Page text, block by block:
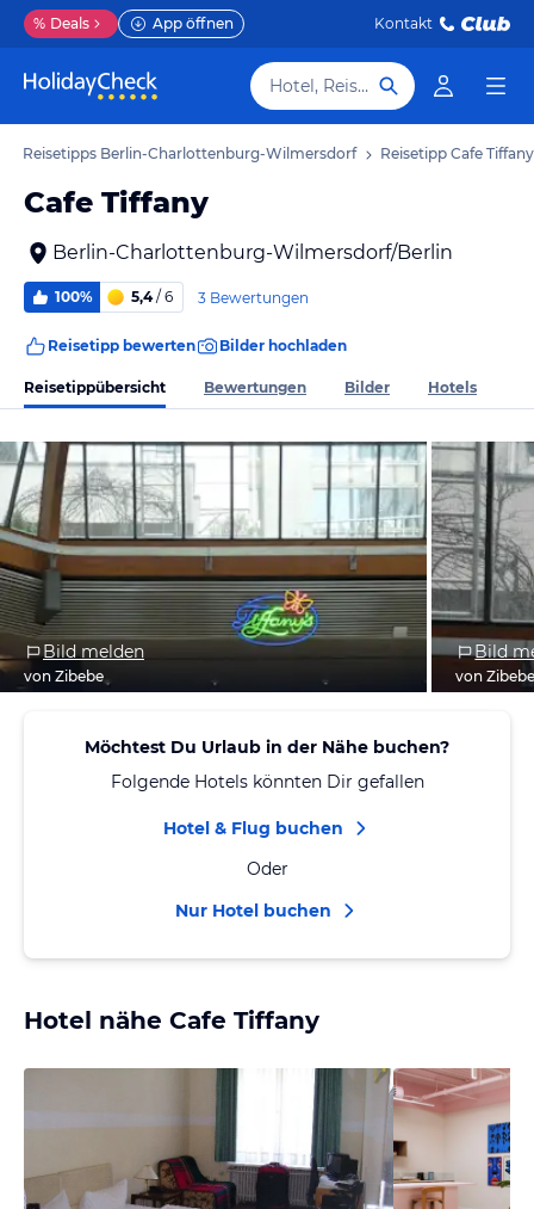
% Deals App öffnen Kontakt
Hotel, Reiseziel
Reisetipps Berlin-Charlottenburg-Wilmersdorf Reisetipp Cafe Tiffany
Cafe Tiffany
Berlin-Charlottenburg-Wilmersdorf/Berlin
100% 5,4/ 6 3 Bewertungen
Reisetipp bewerten Bilder hochladen
Reisetippübersicht Bewertungen Bilder Hotels
Bild melden
von Zibebe
Bild
von
Möchtest Du Urlaub in der Nähe buchen?
Folgende Hotels könnten Dir gefallen
Hotel & Flug buchen
Oder
Nur Hotel buchen
Hotel nähe Cafe Tiffany